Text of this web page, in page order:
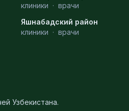
клиники · врачи
Яшнабадский район
клиники · врачи
Узбекистана.